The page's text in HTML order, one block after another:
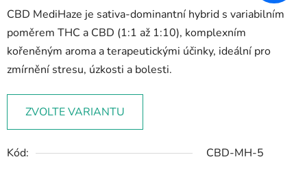
CBD MediHaze je sativa-dominantní hybrid s variabilním
poměrem THC a CBD (1:1 až 1:10), komplexním
kořeněným aroma a terapeutickými účinky, ideální pro
zmírnění stresu, úzkosti a bolesti.
ZVOLTE VARIANTU
Kód: CBD-MH-5